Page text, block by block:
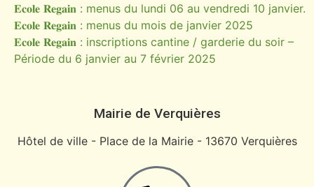
𝐄𝐜𝐨𝐥𝐞 𝐑𝐞𝐠𝐚𝐢𝐧 : menus du lundi 06 au vendredi 10 janvier.
𝐄𝐜𝐨𝐥𝐞 𝐑𝐞𝐠𝐚𝐢𝐧 : menus du mois de janvier 2025
𝐄𝐜𝐨𝐥𝐞 𝐑𝐞𝐠𝐚𝐢𝐧 : inscriptions cantine / garderie du soir –
Période du 6 janvier au 7 février 2025
Mairie de Verquières
Hôtel de ville - Place de la Mairie - 13670 Verquières